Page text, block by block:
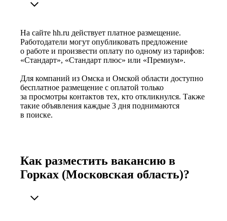
На сайте hh.ru действует платное размещение.
Работодатели могут опубликовать предложение
о работе и произвести оплату по одному из тарифов:
«Стандарт», «Стандарт плюс» или «Премиум».
Для компаний из Омска и Омской области доступно
бесплатное размещение с оплатой только
за просмотры контактов тех, кто откликнулся. Также
такие объявления каждые 3 дня поднимаются
в поиске.
Как разместить вакансию в
Горках (Московская область)?